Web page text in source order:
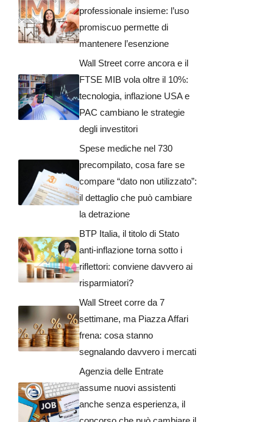
professionale insieme: l’uso
promiscuo permette di
mantenere l’esenzione
Wall Street corre ancora e il
FTSE MIB vola oltre il 10%:
tecnologia, inflazione USA e
PAC cambiano le strategie
degli investitori
Spese mediche nel 730
precompilato, cosa fare se
compare “dato non utilizzato”:
il dettaglio che può cambiare
la detrazione
BTP Italia, il titolo di Stato
anti-inflazione torna sotto i
riflettori: conviene davvero ai
risparmiatori?
Wall Street corre da 7
settimane, ma Piazza Affari
frena: cosa stanno
segnalando davvero i mercati
Agenzia delle Entrate
assume nuovi assistenti
anche senza esperienza, il